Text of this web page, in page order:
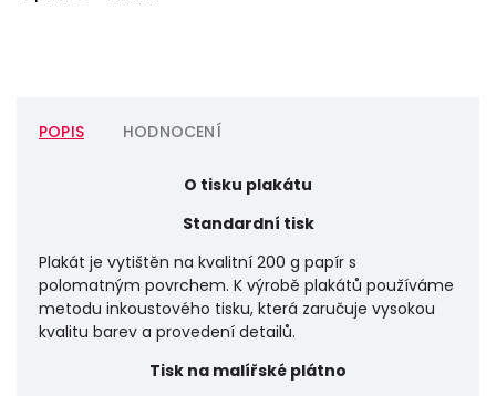
POPIS HODNOCENÍ
O tisku plakátu
Standardní tisk
Plakát je vytištěn na kvalitní 200 g papír s
polomatným povrchem. K výrobě plakátů používáme
metodu inkoustového tisku, která zaručuje vysokou
kvalitu barev a provedení detailů.
Tisk na malířské plátno